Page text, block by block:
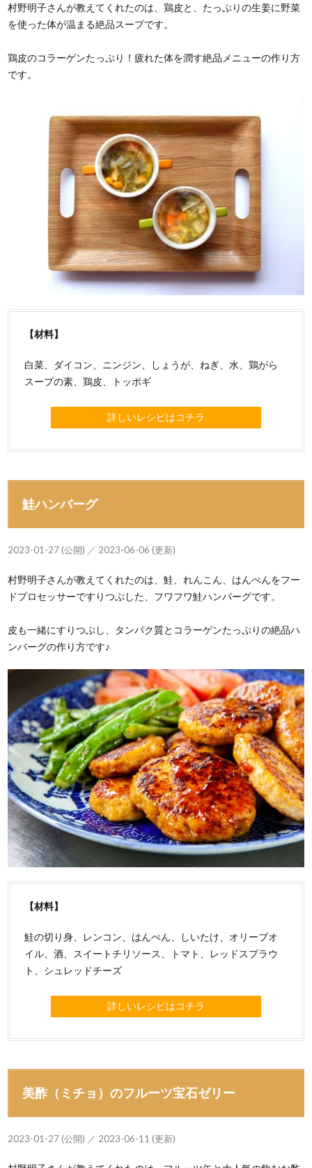
村野明子さんが教えてくれたのは、鶏皮と、たっぷりの生姜に野菜
を使った体が温まる絶品スープです。
鶏皮のコラーゲンたっぷり！疲れた体を潤す絶品メニューの作り方
です。
【材料】
白菜、ダイコン、ニンジン、しょうが、ねぎ、水、鶏がら
スープの素、鶏皮、トッポギ
詳しいレシピはコチラ
鮭ハンバーグ
2023-01-27 (公開) ／ 2023-06-06 (更新)
村野明子さんが教えてくれたのは、鮭、れんこん、はんぺんをフー
ドプロセッサーですりつぶした、フワフワ鮭ハンバーグです。
皮も一緒にすりつぶし、タンパク質とコラーゲンたっぷりの絶品ハ
ンバーグの作り方です♪
【材料】
鮭の切り身、レンコン、はんぺん、しいたけ、オリーブオ
イル、酒、スイートチリソース、トマト、レッドスプラウ
ト、シュレッドチーズ
詳しいレシピはコチラ
美酢（ミチョ）のフルーツ宝石ゼリー
2023-01-27 (公開) ／ 2023-06-11 (更新)